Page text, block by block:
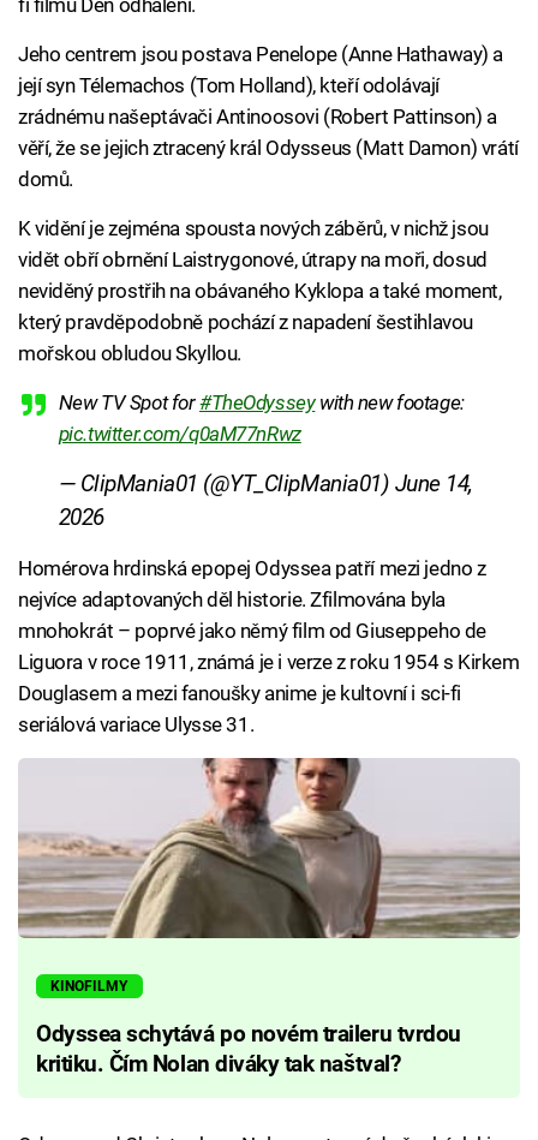
fi filmu Den odhalení.
Jeho centrem jsou postava Penelope (Anne Hathaway) a
její syn Télemachos (Tom Holland), kteří odolávají
zrádnému našeptávači Antinoosovi (Robert Pattinson) a
věří, že se jejich ztracený král Odysseus (Matt Damon) vrátí
domů.
K vidění je zejména spousta nových záběrů, v nichž jsou
vidět obří obrnění Laistrygonové, útrapy na moři, dosud
neviděný prostřih na obávaného Kyklopa a také moment,
který pravděpodobně pochází z napadení šestihlavou
mořskou obludou Skyllou.
New TV Spot for#TheOdysseywith new footage:
pic.twitter.com/q0aM77nRwz
— ClipMania01 (@YT_ClipMania01) June 14,
2026
Homérova hrdinská epopej Odyssea patří mezi jedno z
nejvíce adaptovaných děl historie. Zfilmována byla
mnohokrát – poprvé jako němý film od Giuseppeho de
Liguora v roce 1911, známá je i verze z roku 1954 s Kirkem
Douglasem a mezi fanoušky anime je kultovní i sci-fi
seriálová variace Ulysse 31.
KINOFILMY
Odyssea schytává po novém traileru tvrdou
kritiku. Čím Nolan diváky tak naštval?